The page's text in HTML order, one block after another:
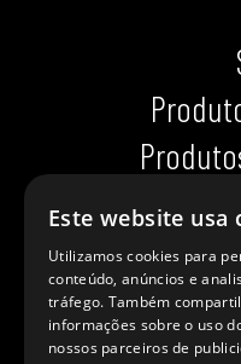
Dicas
Este website usa
Utilizamos cookies para
conteúdo, anúncios e
tráfego. Também
informações sobre o uso
nossos parceiros de